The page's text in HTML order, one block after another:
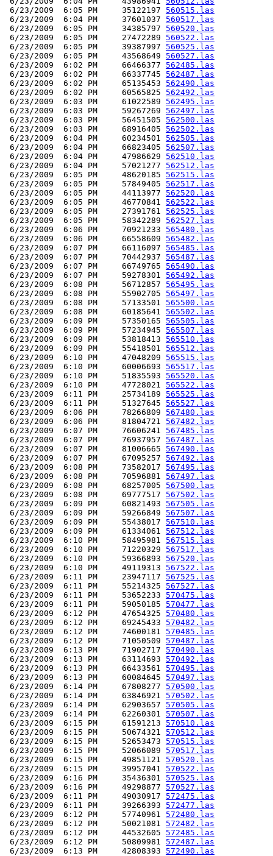
6/23/2009  6:05 PM     35122197 560515.las
6/23/2009  6:04 PM     37601037 560517.las
6/23/2009  6:05 PM     34385797 560520.las
6/23/2009  6:05 PM     27472289 560522.las
6/23/2009  6:05 PM     39387997 560525.las
6/23/2009  6:05 PM     43568649 560527.las
6/23/2009  6:02 PM     66466377 562485.las
6/23/2009  6:02 PM     66337745 562487.las
6/23/2009  6:02 PM     65135453 562490.las
6/23/2009  6:02 PM     60565825 562492.las
6/23/2009  6:03 PM     61022589 562495.las
6/23/2009  6:03 PM     59267269 562497.las
6/23/2009  6:03 PM     56451505 562500.las
6/23/2009  6:03 PM     68916405 562502.las
6/23/2009  6:04 PM     60234501 562505.las
6/23/2009  6:04 PM     66823405 562507.las
6/23/2009  6:04 PM     47986629 562510.las
6/23/2009  6:04 PM     57021277 562512.las
6/23/2009  6:05 PM     48620185 562515.las
6/23/2009  6:05 PM     57849405 562517.las
6/23/2009  6:05 PM     44113977 562520.las
6/23/2009  6:05 PM     46770841 562522.las
6/23/2009  6:05 PM     27391761 562525.las
6/23/2009  6:05 PM     58342289 562527.las
6/23/2009  6:06 PM     70921233 565480.las
6/23/2009  6:06 PM     66558609 565482.las
6/23/2009  6:07 PM     66116097 565485.las
6/23/2009  6:07 PM     70442937 565487.las
6/23/2009  6:07 PM     66749765 565490.las
6/23/2009  6:07 PM     59278301 565492.las
6/23/2009  6:08 PM     56712857 565495.las
6/23/2009  6:08 PM     55902705 565497.las
6/23/2009  6:08 PM     57133501 565500.las
6/23/2009  6:08 PM     60185641 565502.las
6/23/2009  6:09 PM     57350165 565505.las
6/23/2009  6:09 PM     57234945 565507.las
6/23/2009  6:09 PM     53818413 565510.las
6/23/2009  6:09 PM     55418501 565512.las
6/23/2009  6:10 PM     47048209 565515.las
6/23/2009  6:10 PM     60006693 565517.las
6/23/2009  6:10 PM     51835593 565520.las
6/23/2009  6:10 PM     47728021 565522.las
6/23/2009  6:11 PM     25734189 565525.las
6/23/2009  6:11 PM     51327645 565527.las
6/23/2009  6:06 PM     78266809 567480.las
6/23/2009  6:06 PM     81804721 567482.las
6/23/2009  6:07 PM     76606241 567485.las
6/23/2009  6:07 PM     76937957 567487.las
6/23/2009  6:07 PM     81006665 567490.las
6/23/2009  6:07 PM     67095257 567492.las
6/23/2009  6:08 PM     73582017 567495.las
6/23/2009  6:08 PM     70596881 567497.las
6/23/2009  6:08 PM     68257005 567500.las
6/23/2009  6:08 PM     69777517 567502.las
6/23/2009  6:09 PM     60821493 567505.las
6/23/2009  6:09 PM     59266849 567507.las
6/23/2009  6:09 PM     55438017 567510.las
6/23/2009  6:09 PM     61334061 567512.las
6/23/2009  6:10 PM     58495981 567515.las
6/23/2009  6:10 PM     71220329 567517.las
6/23/2009  6:10 PM     59366893 567520.las
6/23/2009  6:10 PM     49119313 567522.las
6/23/2009  6:11 PM     23947117 567525.las
6/23/2009  6:11 PM     55214325 567527.las
6/23/2009  6:11 PM     53652233 570475.las
6/23/2009  6:11 PM     59050185 570477.las
6/23/2009  6:12 PM     47654325 570480.las
6/23/2009  6:12 PM     69245433 570482.las
6/23/2009  6:12 PM     74600181 570485.las
6/23/2009  6:12 PM     71050509 570487.las
6/23/2009  6:13 PM     71902717 570490.las
6/23/2009  6:13 PM     63114693 570492.las
6/23/2009  6:13 PM     66433561 570495.las
6/23/2009  6:13 PM     60084645 570497.las
6/23/2009  6:14 PM     67808277 570500.las
6/23/2009  6:14 PM     63846921 570502.las
6/23/2009  6:14 PM     62903657 570505.las
6/23/2009  6:14 PM     62260301 570507.las
6/23/2009  6:15 PM     61591213 570510.las
6/23/2009  6:15 PM     50674321 570512.las
6/23/2009  6:15 PM     52653473 570515.las
6/23/2009  6:15 PM     52066089 570517.las
6/23/2009  6:15 PM     49851121 570520.las
6/23/2009  6:15 PM     39957041 570522.las
6/23/2009  6:16 PM     35436301 570525.las
6/23/2009  6:16 PM     49298877 570527.las
6/23/2009  6:11 PM     49030917 572475.las
6/23/2009  6:11 PM     39266393 572477.las
6/23/2009  6:12 PM     57740961 572480.las
6/23/2009  6:12 PM     50021081 572482.las
6/23/2009  6:12 PM     44532605 572485.las
6/23/2009  6:12 PM     50809981 572487.las
6/23/2009  6:13 PM     42808393 572490.las